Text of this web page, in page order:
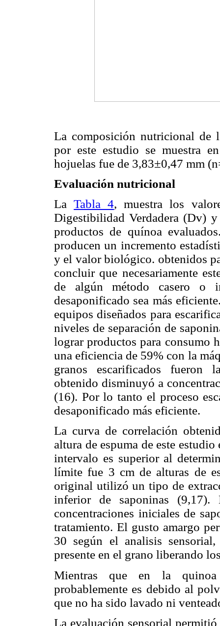
La composición nutricional de
por este estudio se muestra
hojuelas fue de 3,83±0,47 mm
Evaluación nutricional
LaTabla 4, muestra los
Digestibilidad Verdadera (Dv)
productos de quínoa
producen un incremento
y el valor biológico. obtenidos
concluir que necesariamente
de algún método casero o
desaponificado sea más
equipos diseñados para
niveles de separación de
lograr productos para consumo
una eficiencia de 59% con la
granos escarificados fueron
obtenido disminuyó a
(16). Por lo tanto el proceso
desaponificado más eficiente.
La curva de correlación
altura de espuma de este
intervalo es superior al
límite fue 3 cm de alturas de
original utilizó un tipo de
inferior de saponinas (9,17).
concentraciones iniciales de
tratamiento. El gusto amargo
30 según el analisis
presente en el grano liberando
Mientras que en la
probablemente es debido al
que no ha sido lavado ni
La evaluación sensorial